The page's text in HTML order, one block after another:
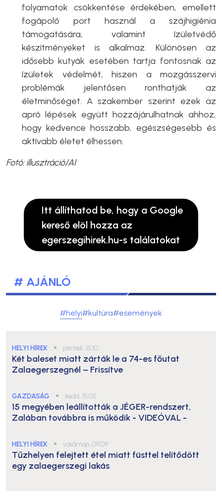
folyamatok csökkentése érdekében, emellett
fogápoló port használ a szájhigiénia
támogatására, valamint ízületvédő
készítményeket is alkalmaz. Különösen az
idősebb kutyák esetében tartja fontosnak az
ízületek védelmét, hiszen a mozgásszervi
problémák jelentősen ronthatják az
életminőséget. A szakember szerint ezek az
apró lépések együtt hozzájárulhatnak ahhoz,
hogy kedvence hosszabb, egészségesebb és
aktívabb életet élhessen.
Fotó: illusztráció/AI
Itt állíthatod be, hogy a Google
kereső elöl hozza az
egerszegihirek.hu-s találatokat
# AJÁNLÓ
#helyi#kultúra#események
HELYI HÍREK ● péntek, 15:10
Két baleset miatt zárták le a 74-es főutat
Zalaegerszegnél – Frissítve
GAZDASÁG ● kedd, 15:05
15 megyében leállították a JÉGER-rendszert,
Zalában továbbra is működik - VIDEÓVAL -
HELYI HÍREK ● vasárnap, 09:09
Tűzhelyen felejtett étel miatt füsttel telítődött
egy zalaegerszegi lakás